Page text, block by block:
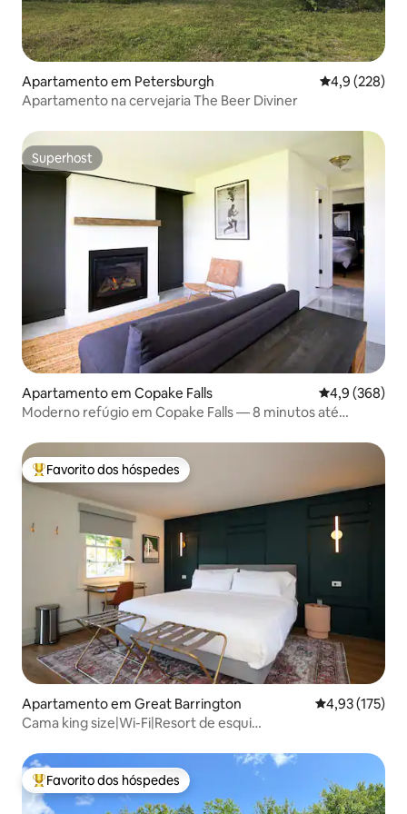
Apartamento em Petersburgh Classificação
4,9 (228)
Apartamento na cervejaria The Beer Diviner
Superhost
Superhost
Apartamento em Copake Falls Classificação
4,9 (368)
Moderno refúgio em Copake Falls — 8 minutos até
Favoritos dos hóspedes mais apreciados
Favorito dos hóspedes
Apartamento em Great Barrington Classificação
4,93 (175)
Cama king size|Wi-Fi|Resort de esqui
Favoritos dos hóspedes mais apreciados
Favorito dos hóspedes